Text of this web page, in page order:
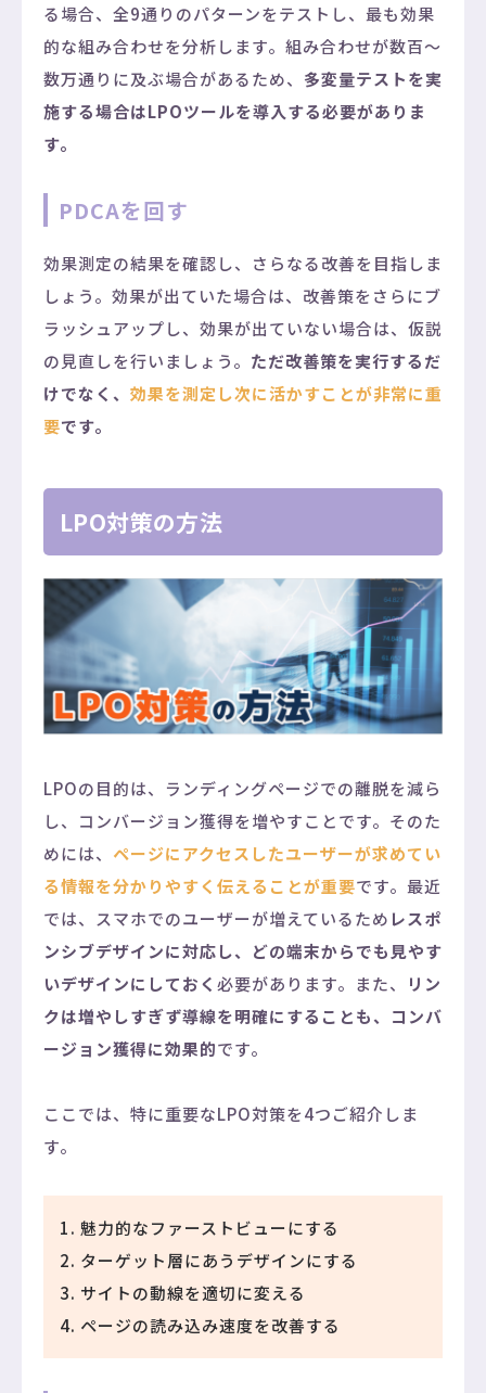
る場合、全9通りのパターンをテストし、最も効果
的な組み合わせを分析します。組み合わせが数百～
数万通りに及ぶ場合があるため、 多変量テストを実
施する場合はLPOツールを導入する必要がありま
す。
PDCAを回す
効果測定の結果を確認し、さらなる改善を目指しま
しょう。効果が出ていた場合は、改善策をさらにブ
ラッシュアップし、効果が出ていない場合は、仮説
の見直しを行いましょう。 ただ改善策を実行するだ
けでなく、 効果を測定し次に活かすことが非常に重
要です。
LPO対策の方法
LPOの目的は、ランディングページでの離脱を減ら
し、コンバージョン獲得を増やすことです。そのた
めには、 ページにアクセスしたユーザーが求めてい
る情報を分かりやすく伝えることが重要です。最近
では、スマホでのユーザーが増えているため レスポ
ンシブデザインに対応し、どの端末からでも見やす
いデザインにしておく 必要があります。また、
リン
クは増やしすぎず導線を明確にすることも、コンバ
ージョン獲得に効果的です。
ここでは、特に重要なLPO対策を4つご紹介しま
す。
魅力的なファーストビューにする
ターゲット層にあうデザインにする
サイトの動線を適切に変える
ページの読み込み速度を改善する